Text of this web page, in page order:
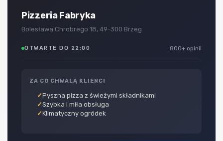
Pizzeria Fabryka
Bolesława Chrobrego 18, 49-300 Brzeg
OTWARTE DO 22:00 800+ opinii
ZA CO CHWALĄ KLIENCI
Pyszna pizza z świeżymi składnikami
Szybka i miła obsługa
Klimatyczny ogródek